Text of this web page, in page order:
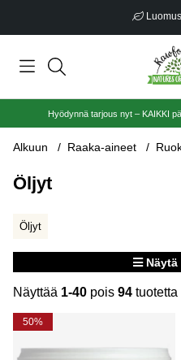
Ilmainen
Hyödynnä tarjous nyt – KAIKKI
Alkuun Raaka-aineet
Öljyt
Öljyt
Näytä
Näyttää 1-40 pois 94 tuotetta
Tuotteet
50%